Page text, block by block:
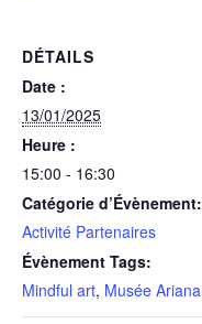
DÉTAILS
Date :
13/01/2025
Heure :
15:00 - 16:30
Catégorie d’Évènement:
Activité Partenaires
Évènement Tags:
Mindful art, Musée Ariana